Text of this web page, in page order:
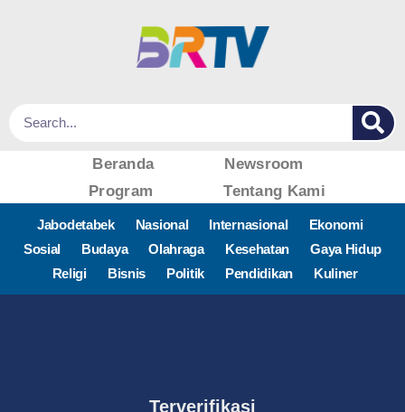
Beranda
Newsroom
Program
Tentang Kami
Jabodetabek Nasional Internasional
Ekonomi
Sosial
Budaya Olahraga Kesehatan
Gaya Hidup
Religi
Bisnis Politik Pendidikan Kuliner
Terverifikasi